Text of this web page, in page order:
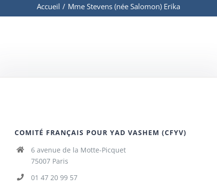
Accueil / Mme Stevens (née Salomon) Erika
COMITÉ FRANÇAIS POUR YAD VASHEM (CFYV)
6 avenue de la Motte-Picquet
75007 Paris
01 47 20 99 57